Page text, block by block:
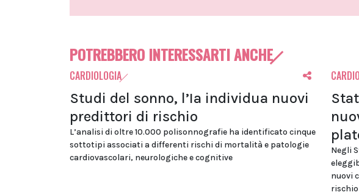
POTREBBERO INTERESSARTI ANCHE
CARDIOLOGIA
Studi del sonno, l’Ia individua nuovi
predittori di rischio
L’analisi di oltre 10.000 polisonnografie ha identificato cinque
sottotipi associati a differenti rischi di mortalità e patologie
cardiovascolari, neurologiche e cognitive
Negli
nuovi